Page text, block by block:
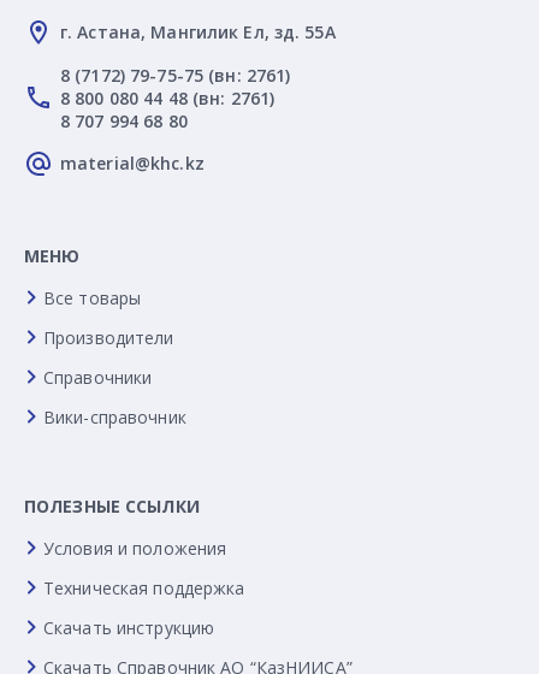
г. Астана, Мангилик Ел, зд. 55А
8 (7172) 79-75-75 (вн: 2761)
8 800 080 44 48 (вн: 2761)
8 707 994 68 80
material@khc.kz
МЕНЮ
Все товары
Производители
Справочники
Вики-справочник
ПОЛЕЗНЫЕ ССЫЛКИ
Условия и положения
Техническая поддержка
Скачать инструкцию
Скачать Справочник АО “КазНИИСА”